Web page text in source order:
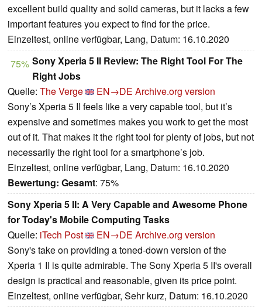
excellent build quality and solid cameras, but it lacks a few
important features you expect to find for the price.
Einzeltest, online verfügbar, Lang, Datum: 16.10.2020
75% Sony Xperia 5 II Review: The Right Tool For The
Right Jobs
Quelle: The Verge EN→DE Archive.org version
Sony’s Xperia 5 II feels like a very capable tool, but it’s
expensive and sometimes makes you work to get the most
out of it. That makes it the right tool for plenty of jobs, but not
necessarily the right tool for a smartphone’s job.
Einzeltest, online verfügbar, Lang, Datum: 16.10.2020
Bewertung: Gesamt: 75%
Sony Xperia 5 II: A Very Capable and Awesome Phone
for Today's Mobile Computing Tasks
Quelle: iTech Post EN→DE Archive.org version
Sony's take on providing a toned-down version of the
Xperia 1 II is quite admirable. The Sony Xperia 5 II's overall
design is practical and reasonable, given its price point.
Einzeltest, online verfügbar, Sehr kurz, Datum: 16.10.2020